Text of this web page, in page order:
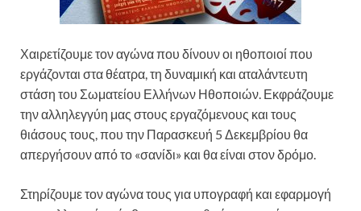
Χαιρετίζουμε τον αγώνα που δίνουν οι ηθοποιοί που
εργάζονται στα θέατρα, τη δυναμική και αταλάντευτη
στάση του Σωματείου Ελλήνων Ηθοποιών. Εκφράζουμε
την αλληλεγγύη μας στους εργαζόμενους και τους
θιάσους τους, που την Παρασκευή 5 Δεκεμβρίου θα
απεργήσουν από το «σανίδι» και θα είναι στον δρόμο.
Στηρίζουμε τον αγώνα τους για υπογραφή και εφαρμογή